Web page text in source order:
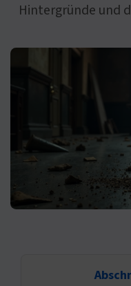
Hintergründe und